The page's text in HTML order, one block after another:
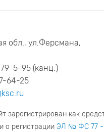
обл., ул.Ферсмана,
5-95 (канц.)
64-25
зарегистрирован как
о регистрации ЭЛ № ФС 77 -